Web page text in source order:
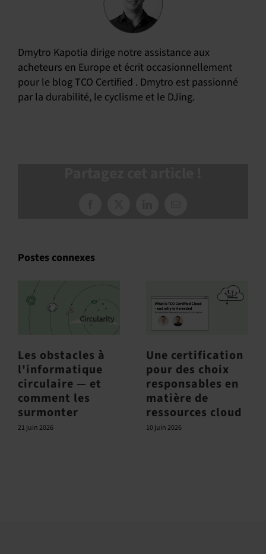
Dmytro Kapotia dirige notre assistance aux
acheteurs en Europe et écrit occasionnellement
pour le blog TCO Certified . Dmytro est passionné
par la durabilité, le cyclisme et le DJing.
Postes connexes
Les obstacles à
l'informatique
circulaire — et
comment les
surmonter
21 juin 2026
Une certification
pour des choix
responsables en
matière de
ressources cloud
10 juin 2026